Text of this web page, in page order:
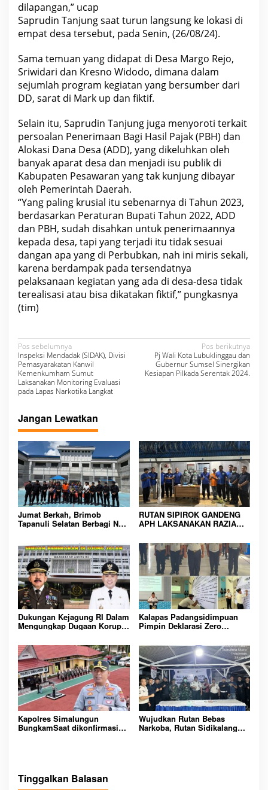
dilapangan,” ucap
Saprudin Tanjung saat turun langsung ke lokasi di
empat desa tersebut, pada Senin, (26/08/24).
Sama temuan yang didapat di Desa Margo Rejo,
Sriwidari dan Kresno Widodo, dimana dalam
sejumlah program kegiatan yang bersumber dari
DD, sarat di Mark up dan fiktif.
Selain itu, Saprudin Tanjung juga menyoroti terkait
persoalan Penerimaan Bagi Hasil Pajak (PBH) dan
Alokasi Dana Desa (ADD), yang dikeluhkan oleh
banyak aparat desa dan menjadi isu publik di
Kabupaten Pesawaran yang tak kunjung dibayar
oleh Pemerintah Daerah.
“Yang paling krusial itu sebenarnya di Tahun 2023,
berdasarkan Peraturan Bupati Tahun 2022, ADD
dan PBH, sudah disahkan untuk penerimaannya
kepada desa, tapi yang terjadi itu tidak sesuai
dangan apa yang di Perbubkan, nah ini miris sekali,
karena berdampak pada tersendatnya
pelaksanaan kegiatan yang ada di desa-desa tidak
terealisasi atau bisa dikatakan fiktif,” pungkasnya
(tim)
N
a
v
i
g
a
s
i
p
o
s
Pos sebelumnya
Inspeksi Mendadak (SIDAK), Divisi
Pemasyarakatan Kanwil
Kemenkumham Sumut
Laksanakan Monitoring Evaluasi
pada Lapas Narkotika Langkat
Pos berikutnya
Pj Wali Kota Lubuklinggau dan
Gubernur Sumsel Sinergikan
Kesiapan Pilkada Serentak 2024.
Jangan Lewatkan
Jumat Berkah, Brimob
Tapanuli Selatan Berbagi Nasi
Rutan Kelas IIB Sipirok
RUTAN SIPIROK GANDENG
APH LAKSANAKAN RAZIA
KOMITMEN CIPTAKAN
LINGKUNGAN
PEMASYARAKATAN YANG
AMAN
Dukungan Kejagung RI Dalam
Mengungkap Dugaan Korupsi
Ketua AMPK : Segera Periksa
Dan Tangkap!
Kalapas Padangsidimpuan
Pimpin Deklarasi Zero
Lingkungan Lapas
Padangsidimpuan
Kapolres Simalungun
BungkamSaat dikonfirmasi
Wujudkan Rutan Bebas
Narkoba, Rutan Sidikalang
Tinggalkan Balasan